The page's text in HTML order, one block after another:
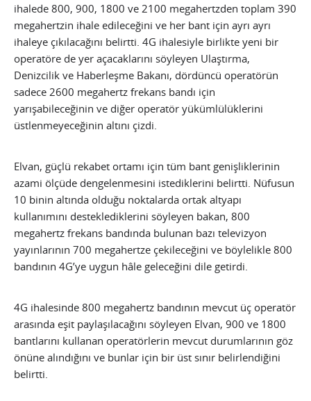
ihalede 800, 900, 1800 ve 2100 megahertzden toplam 390
megahertzin ihale edileceğini ve her bant için ayrı ayrı
ihaleye çıkılacağını belirtti. 4G ihalesiyle birlikte yeni bir
operatöre de yer açacaklarını söyleyen Ulaştırma,
Denizcilik ve Haberleşme Bakanı, dördüncü operatörün
sadece 2600 megahertz frekans bandı için
yarışabileceğinin ve diğer operatör yükümlülüklerini
üstlenmeyeceğinin altını çizdi.
Elvan, güçlü rekabet ortamı için tüm bant genişliklerinin
azami ölçüde dengelenmesini istediklerini belirtti. Nüfusun
10 binin altında olduğu noktalarda ortak altyapı
kullanımını desteklediklerini söyleyen bakan, 800
megahertz frekans bandında bulunan bazı televizyon
yayınlarının 700 megahertze çekileceğini ve böylelikle 800
bandının 4G’ye uygun hâle geleceğini dile getirdi.
4G ihalesinde 800 megahertz bandının mevcut üç operatör
arasında eşit paylaşılacağını söyleyen Elvan, 900 ve 1800
bantlarını kullanan operatörlerin mevcut durumlarının göz
önüne alındığını ve bunlar için bir üst sınır belirlendiğini
belirtti.